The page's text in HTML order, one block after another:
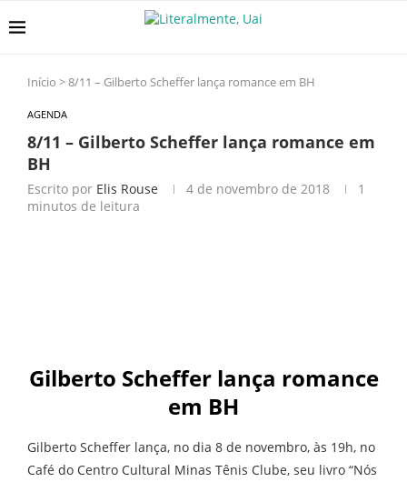
Início >8/11 – Gilberto Scheffer lança romance em BH
AGENDA
8/11 – Gilberto Scheffer lança romance em
BH
Escrito por Elis Rouse 4 de novembro de 2018
1
minutos de leitura
Gilberto Scheffer lança romance
em BH
Gilberto Scheffer lança, no dia 8 de novembro, às 19h, no
Café do Centro Cultural Minas Tênis Clube, seu livro “Nós